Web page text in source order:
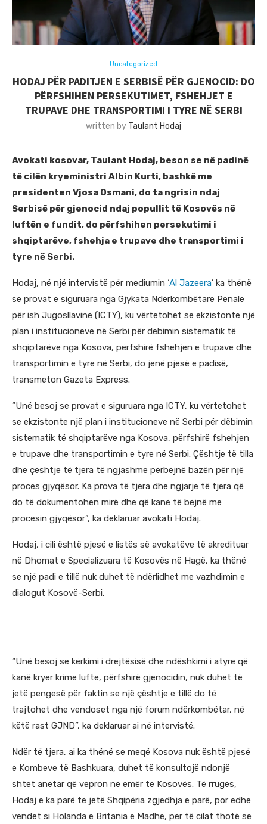
Uncategorized
HODAJ PËR PADITJEN E SERBISË PËR GJENOCID: DO
PËRFSHIHEN PERSEKUTIMET, FSHEHJET E
TRUPAVE DHE TRANSPORTIMI I TYRE NË SERBI
written by Taulant Hodaj
Avokati kosovar, Taulant Hodaj, beson se në padinë
të cilën kryeministri Albin Kurti, bashkë me
presidenten Vjosa Osmani, do ta ngrisin ndaj
Serbisë për gjenocid ndaj popullit të Kosovës në
luftën e fundit, do përfshihen persekutimi i
shqiptarëve, fshehja e trupave dhe transportimi i
tyre në Serbi.
Hodaj, në një intervistë për mediumin ‘Al Jazeera’ ka thënë
se provat e siguruara nga Gjykata Ndërkombëtare Penale
për ish Jugosllavinë (ICTY), ku vërtetohet se ekzistonte një
plan i institucioneve në Serbi për dëbimin sistematik të
shqiptarëve nga Kosova, përfshirë fshehjen e trupave dhe
transportimin e tyre në Serbi, do jenë pjesë e padisë,
transmeton Gazeta Express.
“Unë besoj se provat e siguruara nga ICTY, ku vërtetohet
se ekzistonte një plan i institucioneve në Serbi për dëbimin
sistematik të shqiptarëve nga Kosova, përfshirë fshehjen
e trupave dhe transportimin e tyre në Serbi. Çështje të tilla
dhe çështje të tjera të ngjashme përbëjnë bazën për një
proces gjyqësor. Ka prova të tjera dhe ngjarje të tjera që
do të dokumentohen mirë dhe që kanë të bëjnë me
procesin gjyqësor”, ka deklaruar avokati Hodaj.
Hodaj, i cili është pjesë e listës së avokatëve të akredituar
në Dhomat e Specializuara të Kosovës në Hagë, ka thënë
se një padi e tillë nuk duhet të ndërlidhet me vazhdimin e
dialogut Kosovë-Serbi.
“Unë besoj se kërkimi i drejtësisë dhe ndëshkimi i atyre që
kanë kryer krime lufte, përfshirë gjenocidin, nuk duhet të
jetë pengesë për faktin se një çështje e tillë do të
trajtohet dhe vendoset nga një forum ndërkombëtar, në
këtë rast GJND”, ka deklaruar ai në intervistë.
Ndër të tjera, ai ka thënë se meqë Kosova nuk është pjesë
e Kombeve të Bashkuara, duhet të konsultojë ndonjë
shtet anëtar që vepron në emër të Kosovës. Të rrugës,
Hodaj e ka parë të jetë Shqipëria zgjedhja e parë, por edhe
vendet si Holanda e Britania e Madhe, për të cilat thotë se